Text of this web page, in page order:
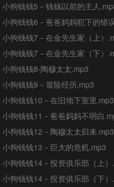
小狗钱钱5－钱钱以前的主人
小狗钱钱6－爸爸妈妈犯下的错
小狗钱钱7－在金先生家（上）
小狗钱钱7－在金先生家（下）
小狗钱钱8-陶穆太太.mp3
小狗钱钱9－冒险经历.mp3
小狗钱钱10－在旧地下室里.mp3
小狗钱钱11－爸爸妈妈不明白
小狗钱钱12－陶穆太太归来.mp3
小狗钱钱13－巨大的危机.mp3
小狗钱钱14－投资俱乐部（上
小狗钱钱14－投资俱乐部（下